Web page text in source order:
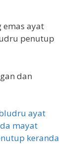
emas ayat
penutup
dan